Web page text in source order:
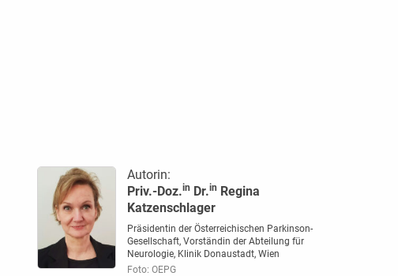
Autorin:
Priv.-Doz.in Dr.in Regina
Katzenschlager
Präsidentin der Österreichischen Parkinson-
Gesellschaft, Vorständin der Abteilung für
Neurologie, Klinik Donaustadt, Wien
Foto: OEPG